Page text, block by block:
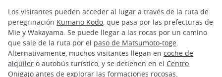
Los visitantes pueden acceder al lugar a través de la ruta de
peregrinación Kumano Kodo, que pasa por las prefecturas de
Mie y Wakayama. Se puede llegar a las rocas por un camino
que sale de la ruta por el paso de Matsumoto-toge.
Alternativamente, muchos visitantes llegan en coche de
alquiler o autobús turístico, y se detienen en el Centro
Onigajo antes de explorar las formaciones rocosas.